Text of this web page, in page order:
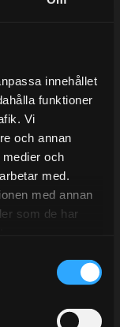
innehållet
funktioner
Vi
och annan
och
med.
med annan
som de har